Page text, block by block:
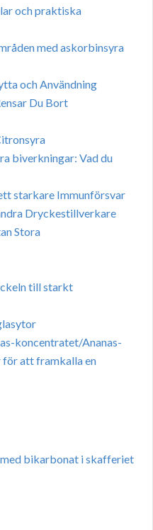
och praktiska
med askorbinsyra
och Användning
Du Bort
biverkningar: Vad du
starkare Immunförsvar
Dryckestillverkare
Stora
till starkt
koncentratet/Ananas-
för att framkalla en
med bikarbonat i skafferiet